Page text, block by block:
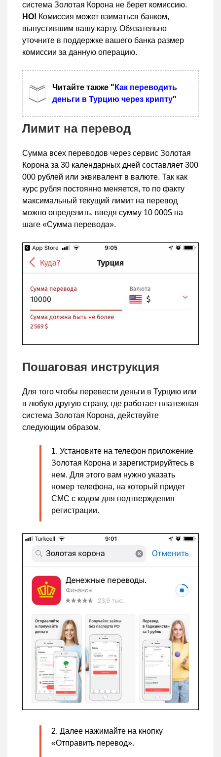
система Золотая Корона не берет комиссию.
НО! Комиссия может взиматься банком,
выпустившим вашу карту. Обязательно
уточните в поддержке вашего банка размер
комиссии за данную операцию.
Читайте также " Как переводить
деньги в Турцию через крипту"
Лимит на перевод
Сумма всех переводов через сервис Золотая
Корона за 30 календарных дней составляет 300
000 рублей или эквивалент в валюте. Так как
курс рубля постоянно меняется, то по факту
максимальный текущий лимит на перевод
можно определить, введя сумму 10 000$ на
шаге «Сумма перевода».
Пошаговая инструкция
Для того чтобы перевести деньги в Турцию или
в любую другую страну, где работает платежная
система Золотая Корона, действуйте
следующим образом.
Установите на телефон приложение
Золотая Корона и зарегистрируйтесь в
нем. Для этого вам нужно указать
номер телефона, на который придет
СМС с кодом для подтверждения
регистрации.
Далее нажимайте на кнопку
«Отправить перевод».